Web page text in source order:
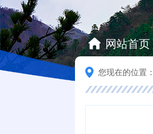
网站首页
您现在的位置：